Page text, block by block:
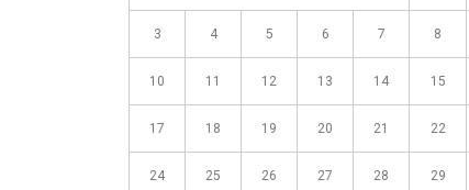
3 4 5 6 7 8
10 11 12 13 14 15
17 18 19 20 21 22
24 25 26 27 28 29